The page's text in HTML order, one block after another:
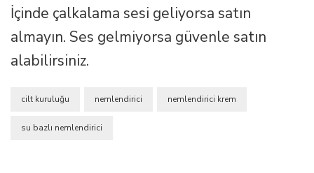
İçinde çalkalama sesi geliyorsa satın
almayın. Ses gelmiyorsa güvenle satın
alabilirsiniz.
cilt kuruluğu nemlendirici nemlendirici krem
su bazlı nemlendirici